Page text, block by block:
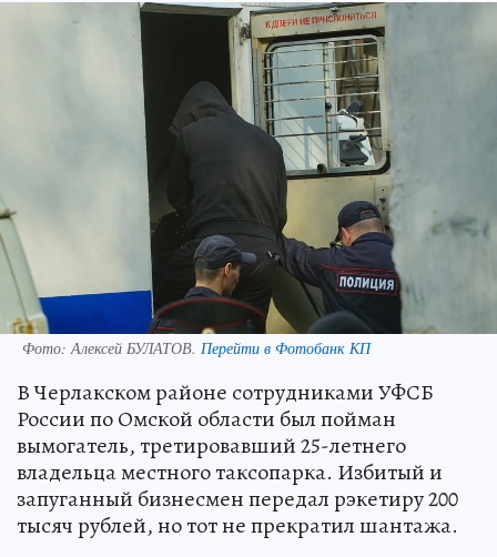
Фото: Алексей БУЛАТОВ. Перейти в Фотобанк КП
В Черлакском районе сотрудниками УФСБ
России по Омской области был пойман
вымогатель, третировавший 25-летнего
владельца местного таксопарка. Избитый и
запуганный бизнесмен передал рэкетиру 200
тысяч рублей, но тот не прекратил шантажа.